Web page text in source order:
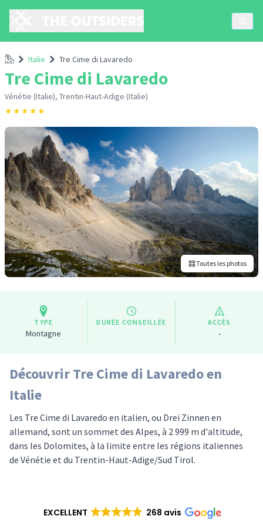
Accueil
Italie Tre Cime di Lavaredo
Tre Cime di Lavaredo
Vénétie (Italie), Trentin-Haut-Adige (Italie)
★★★★★
Toutes les photos
TYPE
Montagne
DURÉE CONSEILLÉE ACCÈS
-
Découvrir Tre Cime di Lavaredo en
Italie
Les Tre Cime di Lavaredo en italien, ou Drei Zinnen en
allemand, sont un sommet des Alpes, à 2 999 m d'altitude,
dans les Dolomites, à la limite entre les régions italiennes
de Vénétie et du Trentin-Haut-Adige/Sud Tirol.
EXCELLENT 268 avis